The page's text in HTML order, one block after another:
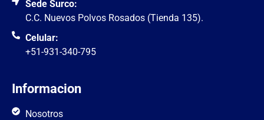
Sede Surco:
C.C. Nuevos Polvos Rosados (Tienda 135).
Celular:
+51-931-340-795
Informacion
Nosotros